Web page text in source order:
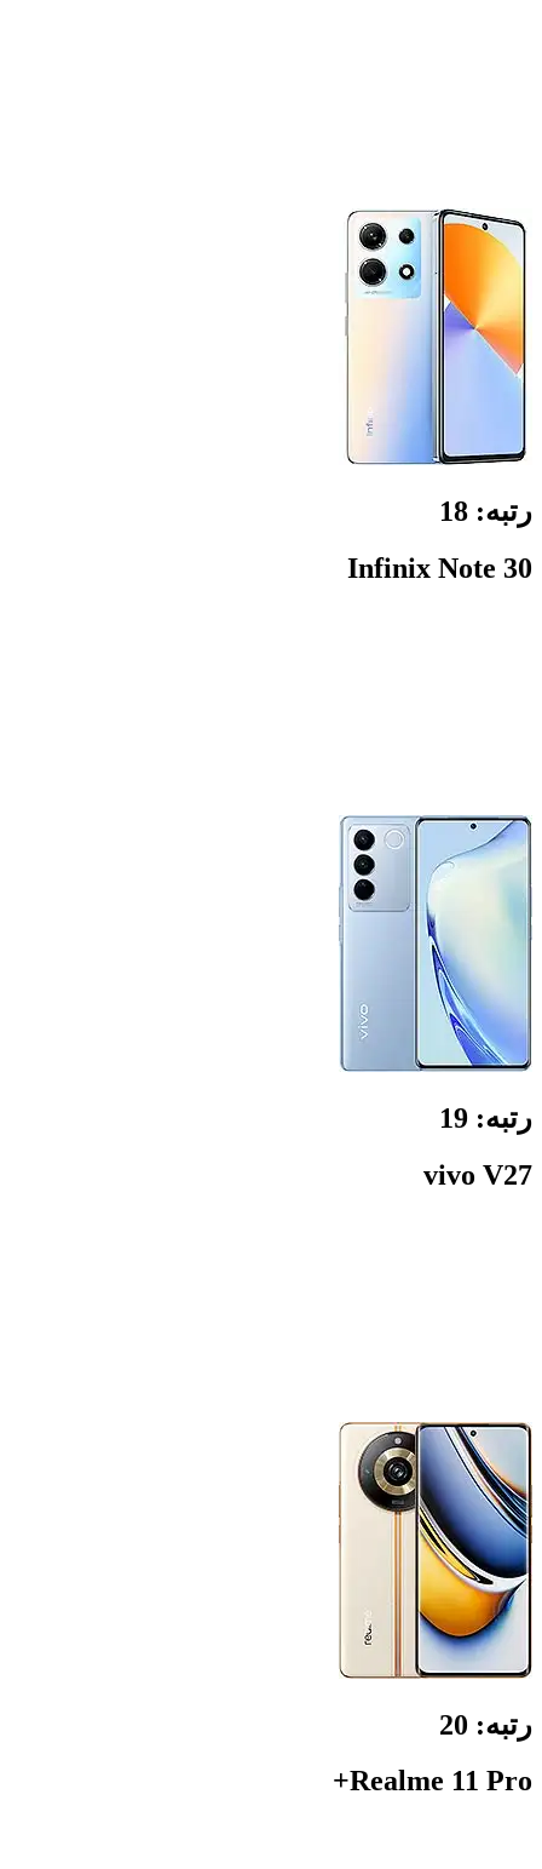
رتبه: 18
Infinix Note 30
رتبه: 19
vivo V27
رتبه: 20
Realme 11 Pro+